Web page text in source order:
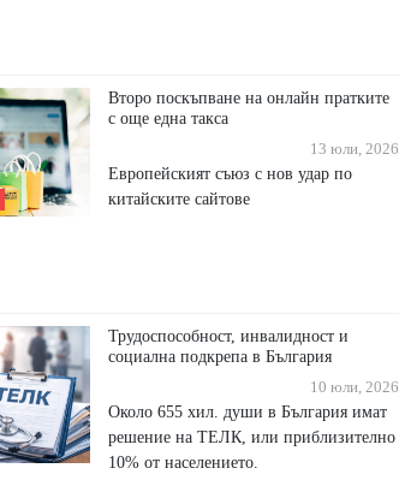
Второ поскъпване на онлайн пратките
с още една такса
13 юли, 2026
Европейският съюз с нов удар по
китайските сайтове
Трудоспособност, инвалидност и
социална подкрепа в България
10 юли, 2026
Около 655 хил. души в България имат
решение на ТЕЛК, или приблизително
10% от населението.